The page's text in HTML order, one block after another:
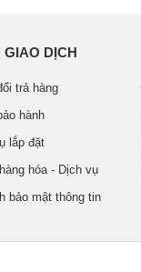
DỊCH
trả hàng
hành
lắp đặt
hóa - Dịch vụ
bảo mật thông tin